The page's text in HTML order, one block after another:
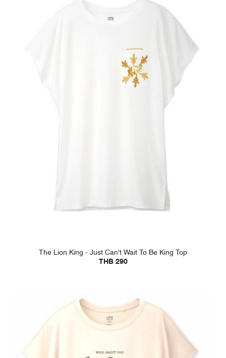
The Lion King - Just Can't Wait To Be King Top
THB 290